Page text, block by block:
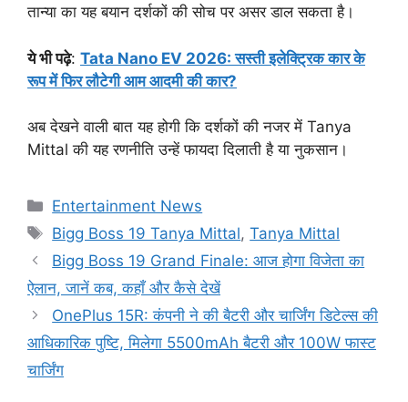
तान्या का यह बयान दर्शकों की सोच पर असर डाल सकता है।
​ये भी पढ़े: Tata Nano EV 2026: सस्ती इलेक्ट्रिक कार के
रूप में फिर लौटेगी आम आदमी की कार?​
अब देखने वाली बात यह होगी कि दर्शकों की नजर में Tanya
Mittal की यह रणनीति उन्हें फायदा दिलाती है या नुकसान।
Categories
Entertainment News
Tags
Bigg Boss 19 Tanya Mittal,Tanya Mittal
Bigg Boss 19 Grand Finale: आज होगा विजेता का
ऐलान, जानें कब, कहाँ और कैसे देखें
OnePlus 15R: कंपनी ने की बैटरी और चार्जिंग डिटेल्स की
आधिकारिक पुष्टि, मिलेगा 5500mAh बैटरी और 100W फास्ट
चार्जिंग